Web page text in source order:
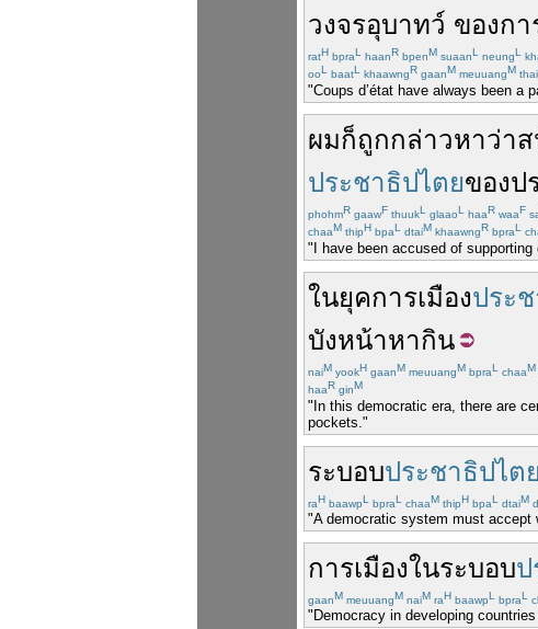
วงจรอุบาทว์ ของกา
ratH bpraL haanR bpenM suaanL neungL
ooL baatL khaawngR gaanM meuuangM thai
"Coups d’état have always been a
ผมก็ถูกกล่าวหาว่า
ประชาธิปไตยของป
phohmR gaawF thuukL glaaoL haaR waaF
chaaM thipH bpaL dtaiM khaawngR bpraL
"I have been accused of
ในยุคการเมืองประ
บังหน้าหากิน
naiM yookH gaanM meuuangM bpraL chaaM
haaR ginM
"In this democratic era, there are
pockets."
ระบอบประชาธิปไตย
raH baawpL bpraL chaaM thipH bpaL dtaiM
"A democratic system must accept
การเมืองในระบอบป
gaanM meuuangM naiM raH baawpL bpraL
"Democracy in developing